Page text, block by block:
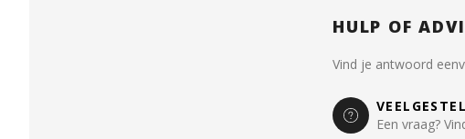
HULP OF
Vind je antwoord
Een vraag?